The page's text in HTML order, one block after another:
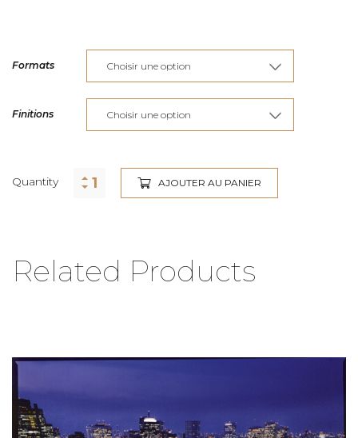
Formats
Finitions
Quantity AJOUTER AU PANIER
Related Products